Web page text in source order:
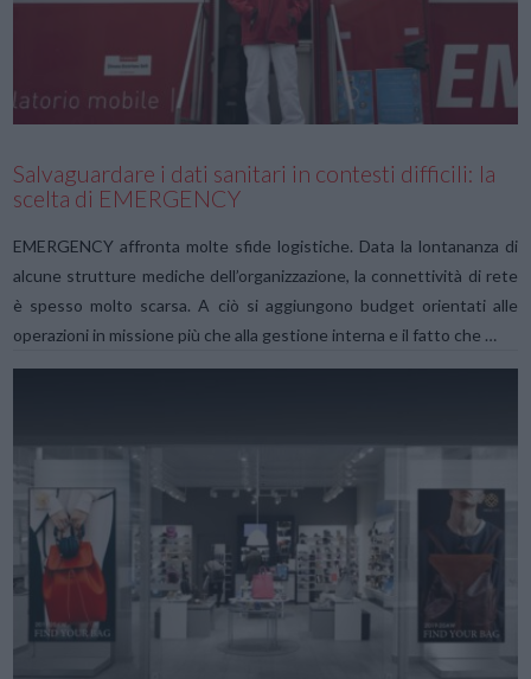
VIEW POST
VIEW POST
Salvaguardare i dati sanitari in contesti difficili: la
scelta di EMERGENCY
EMERGENCY affronta molte sfide logistiche. Data la lontananza di
alcune strutture mediche dell’organizzazione, la connettività di rete
è spesso molto scarsa. A ciò si aggiungono budget orientati alle
operazioni in missione più che alla gestione interna e il fatto che …